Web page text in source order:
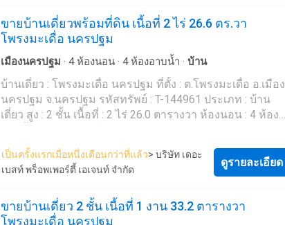
Jacuzzis, separate wet and dry areas, and walk-in closets -
2 Spacious Living Rooms furnished with Louis-style
furniture - 2 Kitchens with exhaust hoods - Basement -
Swimming pool - Parking space for more than 20 cars -
Fully furnished with built-in furniture - Air conditioning in
every room - Brand new curtains Nearby Locations: - Central
Nakhon Pathom: 1.4 km - Bangkok Sanamchan Hospital: 3.2
Global House Nakhon Pathom: 6.8 km Price: Only
70,000,000 THB Contact K.Pang: 082-870----- (Line ID: -----
--- . ที่อยู่: โครงการ Ar-Lek Home ตำบล หนองปากโลง
อำเภอ เมืองนครปฐม จังหวัด นครปฐม . รายละเอียด ✅ เนื้อที่
22.5 ตรว. ✅ พื้นที่ใช้สอยประมาณ 158 ตร.ม. ✅ เพดานชั้น 1
สูง 3.3 เมตร ชั้น2 สูง 3 เมตร ✅ หน้ากว้าง 6 เมตร ลึก 15 เมตร
✅ 3 ห้องนอน 3 ห้องน้ำ ✅ จอดรถในบ้านได้ 2 คัน ✅ แถม โรง
จอดรถ พื้นกระเบื้อง SCG! พร้อมหลังคา ✅ แถม ปั้มน้ำ แทงค์
น้ำ . ✅✅ ขายเพียง 2,500,000 บาท ✅✅ เลือกหลังได้!! พร้อมมี
ทางหลวงชนบท 1048 ✅ ทางหลวงหมายเลข 81 บางใหญ่ -
กาญจนบุรี ✅ มหาวิทยาลัยราชภัฎนครปฐม ✅ พระราชวัง
สนามจันทร์ ✅ พระปฐมเจดีย์ . สอบถามข้อมูลเพิ่มเติม นัดชม
--------------r (มี @ นำหน้า)
เว็บไซต์:http://www.thaipropertyinvestor----
ขายบ้านเดี่ยวพร้อมที่ดิน เนื้อที่ 2 ไร่ 26.6 ตร.วา
โพรงมะเดื่อ นครปฐม
เมืองนครปฐม · 4ห้องนอน · 4ห้องอาบน้ำ · บ้าน
บ้านเดี่ยว : โพรงมะเดื่อ นครปฐม ที่ตั้ง : ต.โพรงมะเดื่อ อ.เมือง
นครปฐม จ.นครปฐม รหัสทรัพย์ : T-144961 ประเภท : บ้าน
เดี่ยว สูง : 2 ชั้น เนื้อที่ : 2 ไร่ 26.0 ตารางวา ห้องนอน : 4 ห้อง
ได้ : 8 คัน รายละเอียดเพิ่มเติม : บ้านพร้อม โกดัง 2 ไร่ ราคา :
5,500,000 บาท ลิงค์แผนที่ : https://maps.google.com/?
q=13.88838037,99.9536---- **เรามีบริการจัดสินเชื่อให้ฟรี
ดอกเบี้ยพิเศษ และ วงเงินสูงสุด 90-100% ของราคาประเมิน**
สนใจสอบถามข้อมูลเพิ่มเติม หรือ นัดชมบ้านได้ที่ Tel :
เป็นครั้งแรกเมื่อหนึ่งเดือนกว่าที่แล้ว> บริษัท เดอะ
เบสท์ พร็อพเพอร์ตี้ เอเจนท์ จำกัด
ดูรายละเอียด
ขายบ้านเดี่ยว 2 ชั้น เนื้อที่ 1 งาน 33.2 ตารางวา
โพรงมะเดื่อ นครปฐม